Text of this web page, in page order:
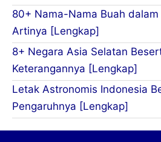
80+ Nama-Nama Buah
Artinya [Lengkap]
8+ Negara Asia Selatan
Keterangannya [Lengkap]
Letak Astronomis Indonesia
Pengaruhnya [Lengkap]